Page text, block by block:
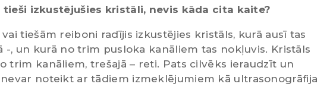
tieši izkustējušies kristāli, nevis kāda cita kaite?
tiešām reiboni radījis izkustējies kristāls, kurā ausī tas
-, un kurā no trim pusloka kanāliem tas nokļuvis. Kristāls
trim kanāliem, trešajā – reti. Pats cilvēks ieraudzīt un
noteikt ar tādiem izmeklējumiem kā ultrasonogrāfija